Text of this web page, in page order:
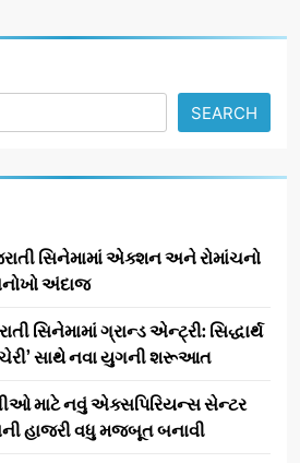
SEARCH
સિનેમામાં એક્શન અને રોમાંચનો
અંદાજ
સિનેમામાં ગ્રાન્ડ એન્ટ્રી: સિદ્ધાર્થ
ચેરી’ સાથે નવા યુગની શરૂઆત
માટે નવું એક્સપિરિયન્સ સેન્ટર
હાજરી વધુ મજબૂત બનાવી